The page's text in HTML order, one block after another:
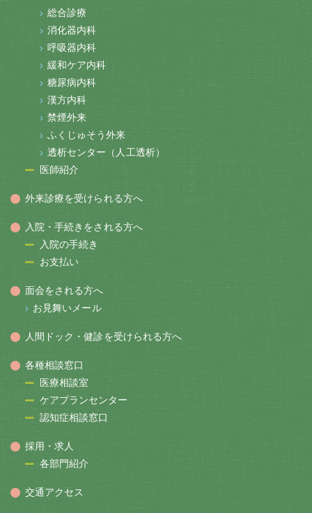
総合診療
消化器内科
呼吸器内科
緩和ケア内科
糖尿病内科
漢方内科
禁煙外来
ふくじゅそう外来
透析センター（人工透析）
医師紹介
外来診療を受けられる方へ
入院・手続きをされる方へ
入院の手続き
お支払い
面会をされる方へ
お見舞いメール
人間ドック・健診を受けられる方へ
各種相談窓口
医療相談室
ケアプランセンター
認知症相談窓口
採用・求人
各部門紹介
交通アクセス